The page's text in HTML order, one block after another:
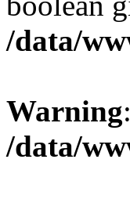
/data/
Warning
/data/